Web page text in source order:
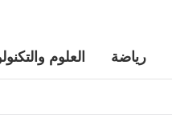
رياضة العلوم